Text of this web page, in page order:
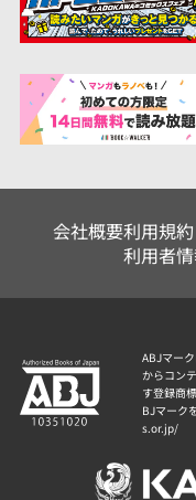
会社概要利用規約
利用者
ABJマー
からコン
す登録商
BJマーク
s.or.jp/